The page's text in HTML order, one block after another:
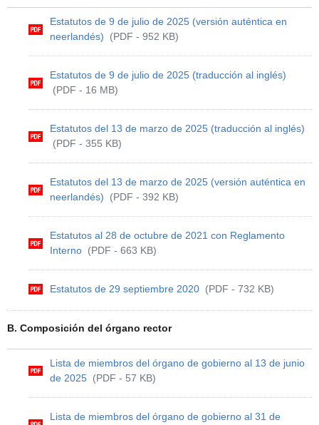
Estatutos de 9 de julio de 2025 (versión auténtica en
neerlandés)
(PDF - 952 KB)
Estatutos de 9 de julio de 2025 (traducción al inglés)
(PDF - 16 MB)
Estatutos del 13 de marzo de 2025 (traducción al inglés)
(PDF - 355 KB)
Estatutos del 13 de marzo de 2025 (versión auténtica en
neerlandés)
(PDF - 392 KB)
Estatutos al 28 de octubre de 2021 con Reglamento
Interno (PDF - 663 KB)
Estatutos de 29 septiembre 2020 (PDF - 732 KB)
B. Composición del órgano rector
Lista de miembros del órgano de gobierno al 13 de junio
de 2025 (PDF - 57 KB)
Lista de miembros del órgano de gobierno al 31 de